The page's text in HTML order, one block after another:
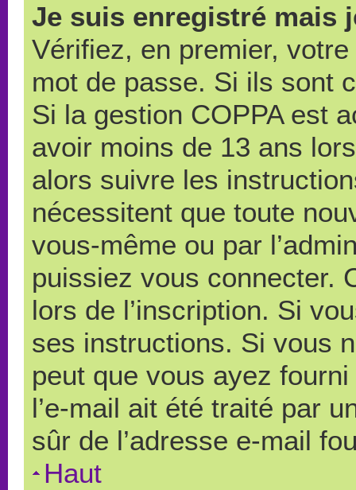
Je suis enregistré mais
Vérifiez, en premier,
mot de passe. Si ils sont
Si la gestion COPPA est
avoir moins de 13 ans
alors suivre les
nécessitent que toute
vous-même ou par
puissiez vous connecter.
lors de l’inscription. Si
ses instructions. Si vous
peut que vous ayez
l’e-mail ait été traité par
sûr de l’adresse e-mail
Haut